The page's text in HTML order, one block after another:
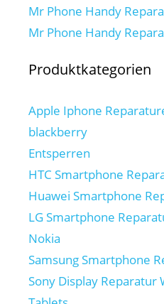
Mr Phone Handy
Mr Phone Handy
Produktkategorien
Apple Iphone
blackberry
Entsperren
HTC Smartphone
Huawei Smartphone
LG Smartphone
Nokia
Samsung Smartphone
Sony Display Reparatur